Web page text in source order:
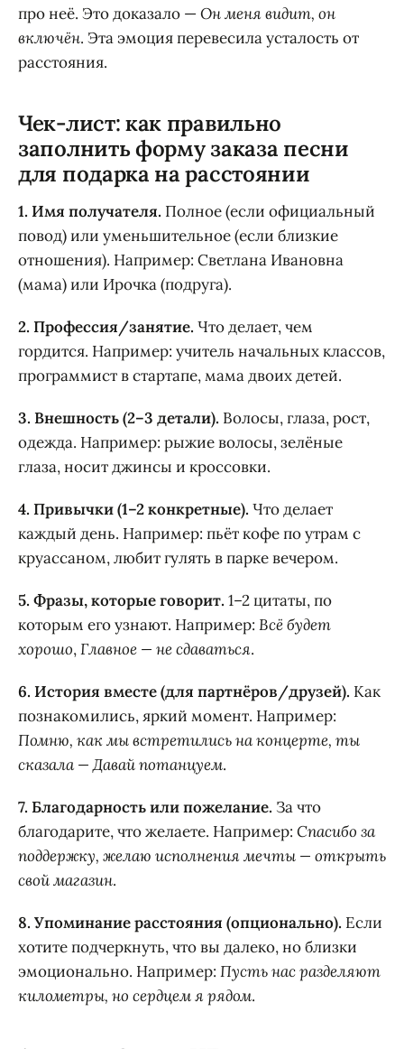
про неё. Это доказало —Он меня видит, он
включён. Эта эмоция перевесила усталость от
расстояния.
Чек-лист: как правильно
заполнить форму заказа песни
для подарка на расстоянии
1. Имя получателя. Полное (если официальный
повод) или уменьшительное (если близкие
отношения). Например: Светлана Ивановна
(мама) или Ирочка (подруга).
2. Профессия/занятие. Что делает, чем
гордится. Например: учитель начальных классов,
программист в стартапе, мама двоих детей.
3. Внешность (2–3 детали). Волосы, глаза, рост,
одежда. Например: рыжие волосы, зелёные
глаза, носит джинсы и кроссовки.
4. Привычки (1–2 конкретные). Что делает
каждый день. Например: пьёт кофе по утрам с
круассаном, любит гулять в парке вечером.
5. Фразы, которые говорит. 1–2 цитаты, по
которым его узнают. Например: Всё будет
хорошо,Главное — не сдаваться.
6. История вместе (для партнёров/друзей). Как
познакомились, яркий момент. Например:
Помню, как мы встретились на концерте, ты
сказала — Давай потанцуем.
7. Благодарность или пожелание. За что
благодарите, что желаете. Например: Спасибо за
поддержку, желаю исполнения мечты — открыть
свой магазин.
8. Упоминание расстояния (опционально). Если
хотите подчеркнуть, что вы далеко, но близки
эмоционально. Например: Пусть нас разделяют
километры, но сердцем я рядом.